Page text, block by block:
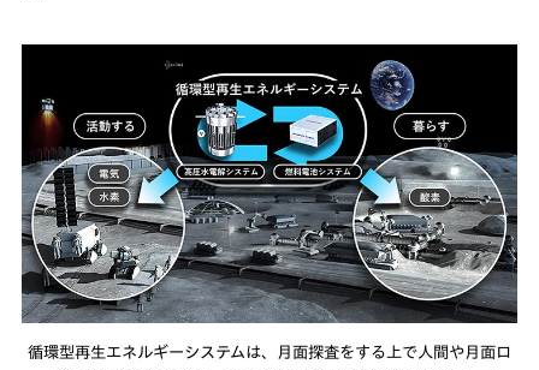
循環型再生エネルギーシステムは、月面探査をする上で人間や月面ロ